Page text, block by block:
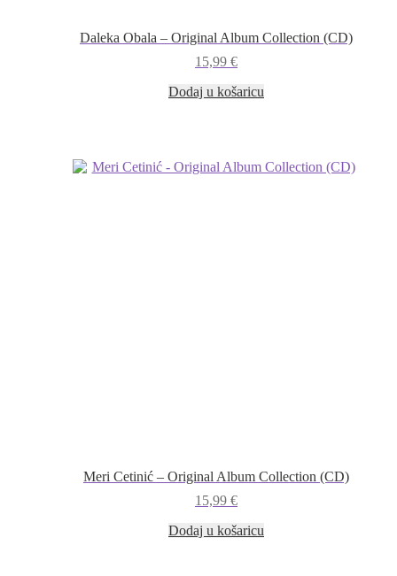
Daleka Obala – Original Album Collection (CD)
15,99 €
Dodaj u košaricu
Meri Cetinić – Original Album Collection (CD)
15,99 €
Dodaj u košaricu